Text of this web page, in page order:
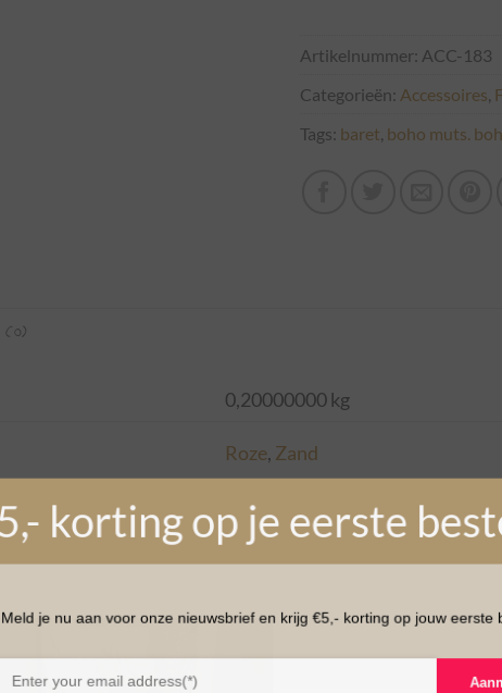
Artikelnummer: ACC-183
Categorieën: Accessoires,
Tags: baret, boho muts.
(0)
0,20000000 kg
Roze, Zand
korting op je eerste
Meld je nu aan voor onze nieuwsbrief en krijg €5,- korting op jouw eerste